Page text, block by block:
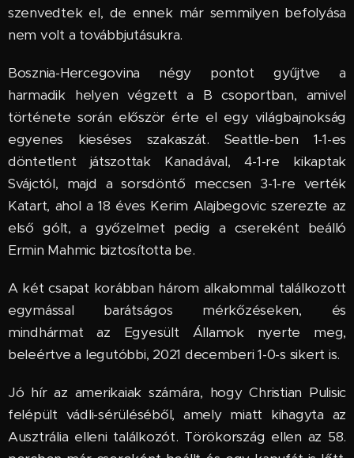
szenvedtek el, de ennek már semmilyen befolyása
nem volt a továbbjutásukra.
Bosznia-Hercegovina négy pontot gyűjtve a
harmadik helyen végzett a B csoportban, amivel
története során először érte el egy világbajnokság
egyenes kieséses szakaszát. Seattle-ben 1-1-es
döntetlent játszottak Kanadával, 4-1-re kikaptak
Svájctól, majd a sorsdöntő meccsen 3-1-re verték
Katart, ahol a 18 éves Kerim Alajbegovic szerezte az
első gólt, a győzelmet pedig a csereként beálló
Ermin Mahmic biztosította be.
A két csapat korábban három alkalommal találkozott
egymással barátságos mérkőzéseken, és
mindhármat az Egyesült Államok nyerte meg,
beleértve a legutóbbi, 2021 decemberi 1-0-s sikert is.
Jó hír az amerikaiak számára, hogy Christian Pulisic
felépült vádli-sérüléséből, amely miatt kihagyta az
Ausztrália elleni találkozót. Törökország ellen az 58.